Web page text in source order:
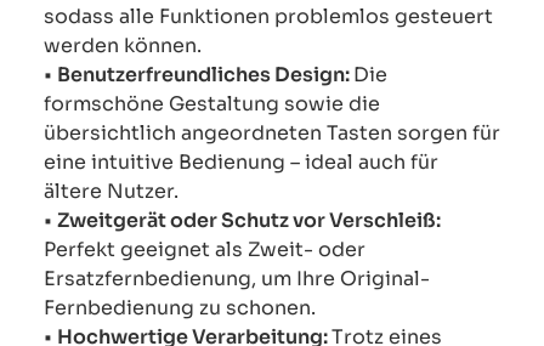
sodass alle Funktionen problemlos gesteuert
werden können.
• Benutzerfreundliches Design:Die
formschöne Gestaltung sowie die
übersichtlich angeordneten Tasten sorgen für
eine intuitive Bedienung – ideal auch für
ältere Nutzer.
• Zweitgerät oder Schutz vor Verschleiß:
Perfekt geeignet als Zweit- oder
Ersatzfernbedienung, um Ihre Original-
Fernbedienung zu schonen.
• Hochwertige Verarbeitung:Trotz eines